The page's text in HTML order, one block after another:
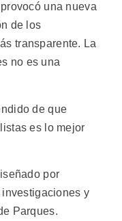
una nueva
de los
transparente. La
no es una
de que
es lo mejor
por
y
Parques.